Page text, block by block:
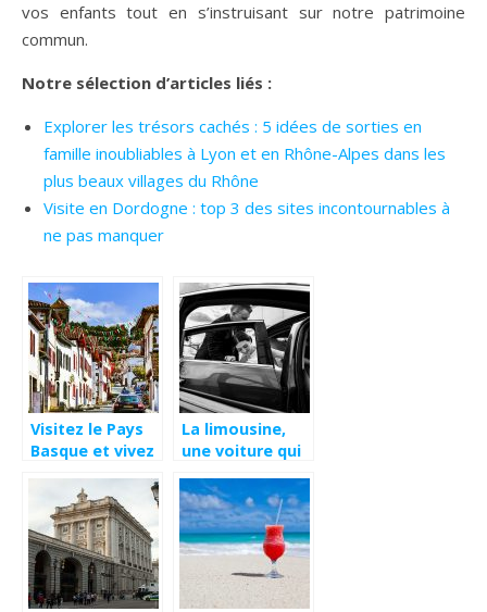
vos enfants tout en s’instruisant sur notre patrimoine
commun.
Notre sélection d’articles liés :
Explorer les trésors cachés : 5 idées de sorties en
famille inoubliables à Lyon et en Rhône-Alpes dans les
plus beaux villages du Rhône
Visite en Dordogne : top 3 des sites incontournables à
ne pas manquer
Visitez le Pays
Basque et vivez
activités et
locations
La limousine,
une voiture qui
de futurs
mariés